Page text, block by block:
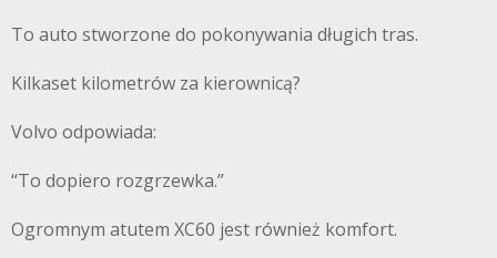
To auto stworzone do pokonywania długich tras.
Kilkaset kilometrów za kierownicą?
Volvo odpowiada:
“To dopiero rozgrzewka.”
Ogromnym atutem XC60 jest również komfort.